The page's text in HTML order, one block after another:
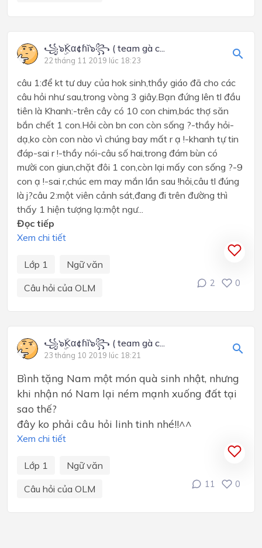
꧁๖ۣۜKα¢ɦĭ๖꧂ ( team gà c...
22 tháng 11 2019 lúc 18:23
câu 1:để kt tư duy của hok sinh,thầy giáo đã cho các
câu hỏi như sau,trong vòng 3 giây.Bạn đứng lên tl đầu
tiên là Khanh:-trên cây có 10 con chim,bác thợ săn
bắn chết 1 con.Hỏi còn bn con còn sống ?-thầy hỏi-
dạ,ko còn con nào vì chúng bay mất r ạ !-khanh tự tin
đáp-sai r !-thầy nói-câu số hai,trong đám bùn có
mười con giun,chặt đôi 1 con,còn lại mấy con sống ?-9
con ạ !-sai r,chúc em may mắn lần sau !hỏi,câu tl đúng
là j?câu 2:một viên cảnh sát,đang đi trên đường thì
thấy 1 hiện tượng lạ:một ngư...
Đọc tiếp
Xem chi tiết
Lớp 1
Ngữ văn
Câu hỏi của OLM
2 0
꧁๖ۣۜKα¢ɦĭ๖꧂ ( team gà c...
23 tháng 10 2019 lúc 18:21
Bình tặng Nam một món quà sinh nhật, nhưng
khi nhận nó Nam lại ném mạnh xuống đất tại
sao thế?
đây ko phải câu hỏi linh tinh nhé!!^^
Xem chi tiết
Lớp 1
Ngữ văn
Câu hỏi của OLM
11 0